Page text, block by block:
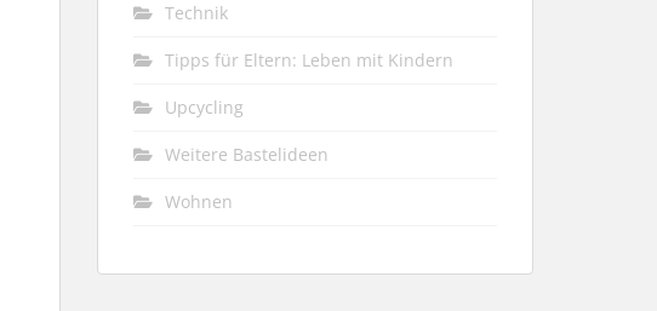
Technik
Tipps für Eltern: Leben mit Kindern
Upcycling
Weitere Bastelideen
Wohnen